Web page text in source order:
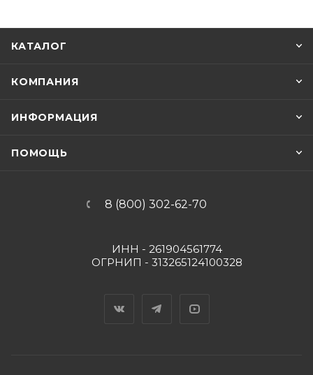
КАТАЛОГ
КОМПАНИЯ
ИНФОРМАЦИЯ
ПОМОЩЬ
8 (800) 302-62-70
ИНН - 261904561774
ОГРНИП - 313265124100328